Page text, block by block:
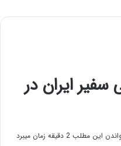
ایران در
این مطلب 2 دقیقه زمان میبرد